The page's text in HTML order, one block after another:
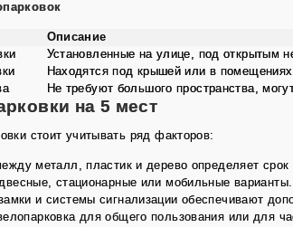
Описание
Установленные на улице, под открытым
Находятся под крышей или в
Не требуют большого пространства,
на 5 мест
стоит учитывать ряд факторов:
металл, пластик и дерево определяет срок
стационарные или мобильные варианты.
и системы сигнализации обеспечивают
для общего пользования или для